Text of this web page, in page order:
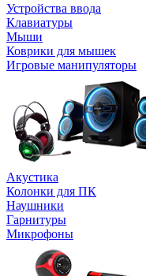
Устройства ввода
Клавиатуры
Мыши
Коврики для мышек
Игровые манипуляторы
Акустика
Колонки для ПК
Наушники
Гарнитуры
Микрофоны